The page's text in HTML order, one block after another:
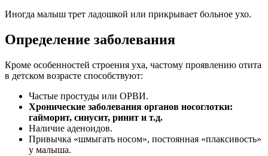
Иногда малыш трет ладошкой или прикрывает больное ухо.
Определение заболевания
Кроме особенностей строения уха, частому проявлению отита
в детском возрасте способствуют:
Частые простуды или ОРВИ.
Хронические заболевания органов носоглотки:
гайморит, синусит, ринит и т.д.
Наличие аденоидов.
Привычка «шмыгать носом», постоянная «плаксивость»
у малыша.